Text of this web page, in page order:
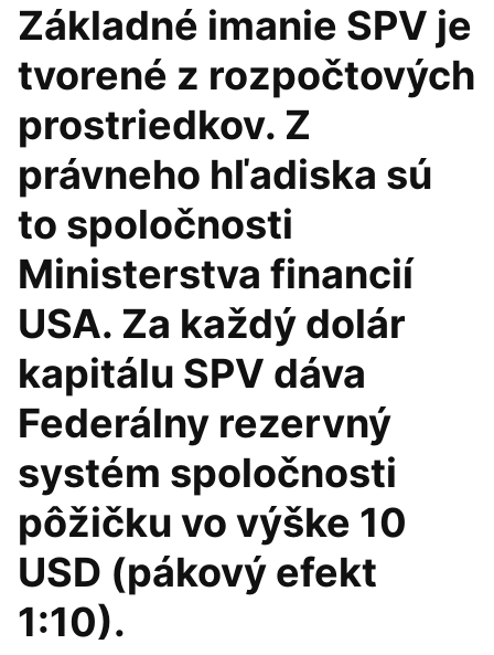
Základné imanie SPV je
tvorené z rozpočtových
prostriedkov. Z
právneho hľadiska sú
to spoločnosti
Ministerstva financií
USA. Za každý dolár
kapitálu SPV dáva
Federálny rezervný
systém spoločnosti
pôžičku vo výške 10
USD (pákový efekt
1:10).